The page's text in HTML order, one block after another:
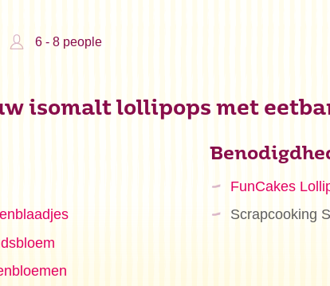
6 - 8 people
isomalt lollipops met
FunCakes
Scrapcooking